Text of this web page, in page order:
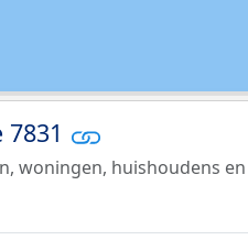
woningen, huishoudens